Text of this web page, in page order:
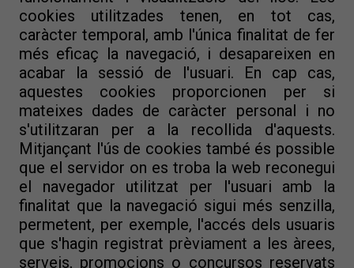
cookies utilitzades tenen, en tot cas,
caràcter temporal, amb l'única finalitat de fer
més eficaç la navegació, i desapareixen en
acabar la sessió de l'usuari. En cap cas,
aquestes cookies proporcionen per si
mateixes dades de caràcter personal i no
s'utilitzaran per a la recollida d'aquests.
Mitjançant l'ús de cookies també és possible
que el servidor on es troba la web reconegui
el navegador utilitzat per l'usuari amb la
finalitat que la navegació sigui més senzilla,
permetent, per exemple, l'accés dels usuaris
que s'hagin registrat prèviament a les àrees,
serveis, promocions o concursos reservats